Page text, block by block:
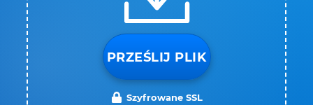
PRZEŚLIJ PLIK
Szyfrowane SSL